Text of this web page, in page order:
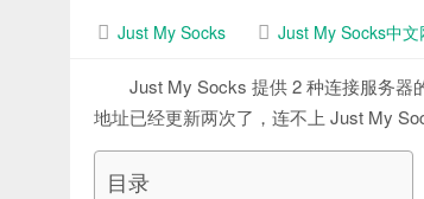
Just My Socks Just My Socks中文
Just My Socks 提供 2 种连接服务器
地址已经更新两次了，连不上 Just My
目录